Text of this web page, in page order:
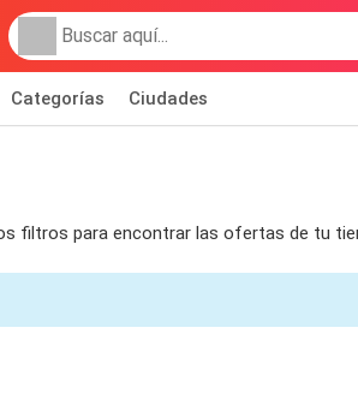
Categorías Ciudades
filtros para encontrar las ofertas de tu